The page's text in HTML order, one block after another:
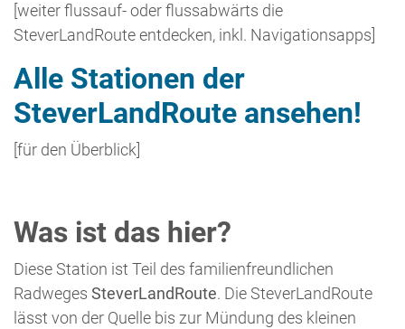
Flusses Stever Spannendes in Natur und Landschaft
entdecken. Ihre Stationen bestehen aus
Informationstafeln für Erwachsene
KinderundSteverMünzen aus Metall sowie häufig
auch ausinteraktiven Mitmachstationen. Hinzu
kommen eine
Begleitbuch.
Dieser Standort
Die StationJunger See - tausende Jahre Geschichte